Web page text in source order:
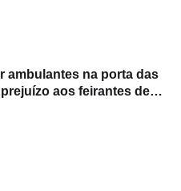
ambulantes na porta das
aos feirantes de